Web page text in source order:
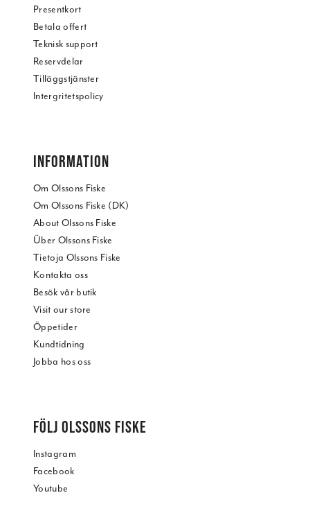
Presentkort
Betala offert
Teknisk support
Reservdelar
Tilläggstjänster
Intergritetspolicy
INFORMATION
Om Olssons Fiske
Om Olssons Fiske (DK)
About Olssons Fiske
Über Olssons Fiske
Tietoja Olssons Fiske
Kontakta oss
Besök vår butik
Visit our store
Öppetider
Kundtidning
Jobba hos oss
FÖLJ OLSSONS FISKE
Instagram
Facebook
Youtube